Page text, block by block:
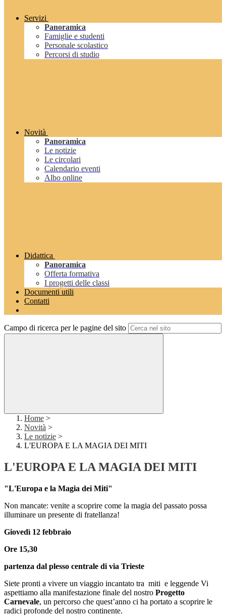
Servizi
Panoramica
Famiglie e studenti
Personale scolastico
Percorsi di studio
Novità
Panoramica
Le notizie
Le circolari
Calendario eventi
Albo online
Didattica
Panoramica
Offerta formativa
I progetti delle classi
Documenti utili
Contatti
Campo di ricerca per le pagine del sito
Home >
Novità >
Le notizie >
L'EUROPA E LA MAGIA DEI MITI
L'EUROPA E LA MAGIA DEI MITI
"L'Europa e la Magia dei Miti"
Non mancate: venite a scoprire come la magia del passato possa
illuminare un presente di fratellanza!
Giovedì 12 febbraio
Ore 15,30
partenza dal plesso centrale di via Trieste
Siete pronti a vivere un viaggio incantato tra miti e leggende Vi
aspettiamo alla manifestazione finale del nostro Progetto
Carnevale, un percorso che quest’anno ci ha portato a scoprire le
radici profonde del nostro continente.